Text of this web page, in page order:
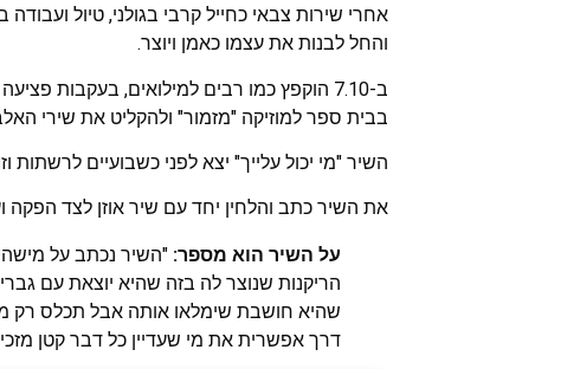
אחרי שירות צבאי כחייל קרבי בגולני, טיול
והחל לבנות את עצמו כאמן ויוצר.
ב-7.10 הוקפץ כמו רבים למילואים, בעקבות
בבית ספר למוזיקה "מזמור" ולהקליט את שירי
השיר "מי יכול עלייך" יצא לפני כשבועיים לרשתות
את השיר כתב והלחין יחד עם שיר אוזן לצד הפקה
על השיר הוא מספר: "השיר נכתב על
הריקנות שנוצר לה בזה שהיא יוצאת עם
שהיא חושבת שימלאו אותה אבל תכלס רק
דרך אפשרית את מי שעדיין כל דבר קטן